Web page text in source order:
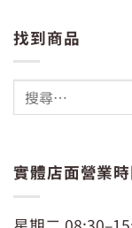
找到商品
實體店面營業